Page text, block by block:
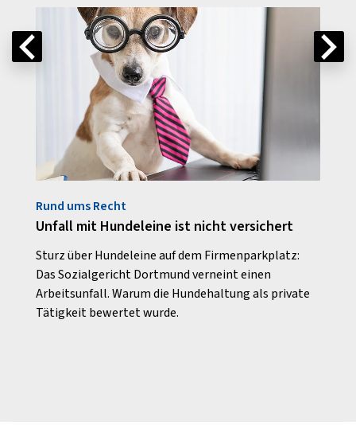
Rund ums Recht
Unfall mit Hundeleine ist nicht versichert
Sturz über Hundeleine auf dem Firmenparkplatz:
Das Sozialgericht Dortmund verneint einen
Arbeitsunfall. Warum die Hundehaltung als private
Tätigkeit bewertet wurde.